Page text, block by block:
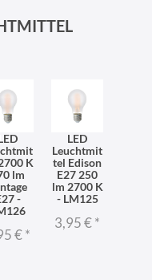
K
lm
-
€*
LED
Leuchtmit
tel Edison
E27 250
lm 2700 K
- LM125
3,95 €*